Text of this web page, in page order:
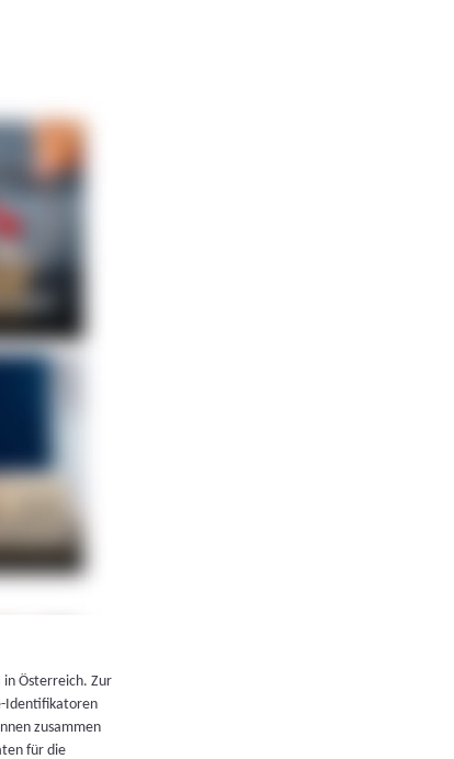
in Österreich. Zur
Identifikatoren
zusammen
für die